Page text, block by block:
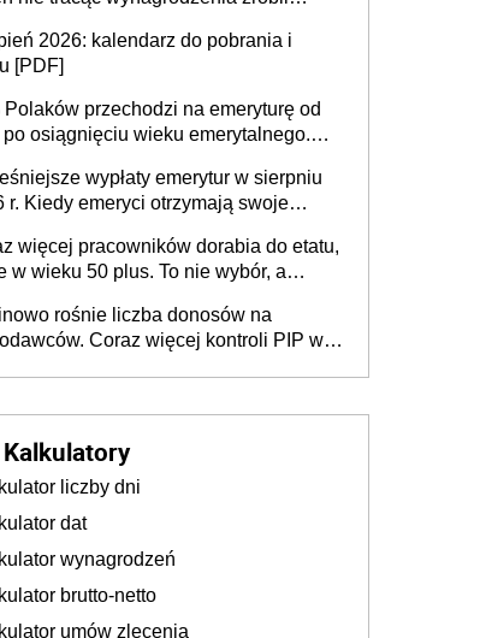
2026: kalendarz do pobrania i
[PDF]
Polaków przechodzi na emeryturę od
po osiągnięciu wieku emerytalnego.
ale czy jest w stanie? Pracownicy
siła napędowa gospodarki
wypłaty emerytur w sierpniu
r. Kiedy emeryci otrzymają swoje
więcej pracowników dorabia do etatu,
w wieku 50 plus. To nie wybór, a
rośnie liczba donosów na
Coraz więcej kontroli PIP w
Kalkulatory
liczby dni
dat
wynagrodzeń
brutto-netto
umów zlecenia